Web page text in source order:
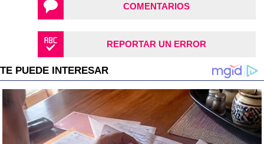
COMENTARIOS
REPORTAR UN ERROR